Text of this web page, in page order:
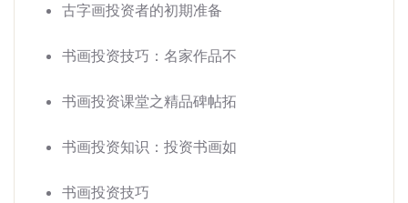
古字画投资者的初期准备
书画投资技巧：名家作品不
书画投资课堂之精品碑帖拓
书画投资知识：投资书画如
书画投资技巧